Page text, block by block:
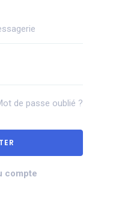
de passe oublié ?
compte